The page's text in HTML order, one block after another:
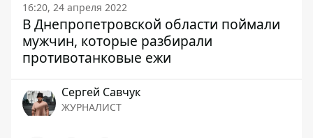
16:20, 24 апреля 2022
В Днепропетровской области поймали
мужчин, которые разбирали
противотанковые ежи
Сергей Савчук
ЖУРНАЛИСТ